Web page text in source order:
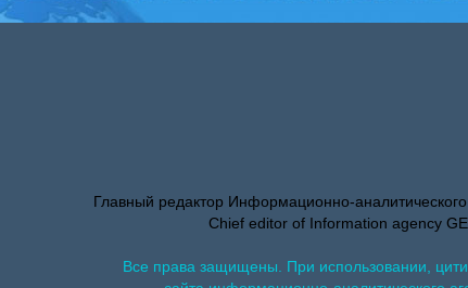
Главный редактор Информационно-
Chief editor of Information agency
Все права защищены. При использовании,